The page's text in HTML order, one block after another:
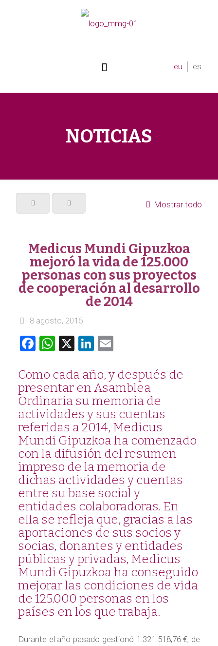
eu es
NOTICIAS
Mostrar todo
Medicus Mundi Gipuzkoa
mejoró la vida de 125.000
personas con sus proyectos
de cooperación al desarrollo
de 2014
8 agosto, 2015
Facebook
WhatsApp
X LinkedIn
Email
Como cada año, y después de
presentar en Asamblea
Ordinaria su memoria de
actividades y sus cuentas
referidas a 2014, Medicus
Mundi Gipuzkoa ha comenzado
con la difusión del resumen
impreso de la memoria de
dichas actividades y cuentas
entre su base social y
entidades colaboradoras. En
ella se refleja que, gracias a las
aportaciones de sus socios y
socias, donantes y entidades
públicas y privadas, Medicus
Mundi Gipuzkoa ha conseguido
mejorar las condiciones de vida
de 125.000 personas en los
países en los que trabaja.
Durante el año pasado gestionó 1.321.518,76 €, de